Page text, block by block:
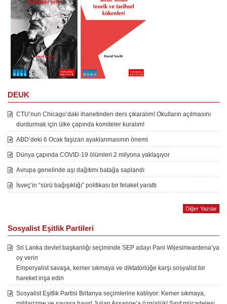
DEUK
CTU’nun Chicago’daki ihanetinden ders çıkaralım! Okulların açılmasını
durdurmak için ülke çapında komiteler kuralım!
ABD’deki 6 Ocak faşizan ayaklanmasının önemi
Dünya çapında COVID-19 ölümleri 2 milyona yaklaşıyor
Avrupa genelinde aşı dağıtımı batağa saplandı
İsveç’in “sürü bağışıklığı” politikası bir felaket yarattı
Diğer Yazılar
Sosyalist Eşitlik Partileri
Sri Lanka devlet başkanlığı seçiminde SEP adayı Pani Wijesiriwardena’ya
oy verin
Emperyalist savaşa, kemer sıkmaya ve diktatörlüğe karşı sosyalist bir
hareket inşa edin
Sosyalist Eşitlik Partisi Britanya seçimlerine katılıyor: Kemer sıkmaya,